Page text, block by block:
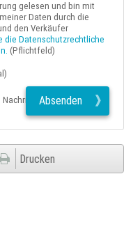
gelesen und bin mit
Daten durch die
den Verkäufer
die Datenschutzrechtliche
(Pflichtfeld)
Absenden
Drucken